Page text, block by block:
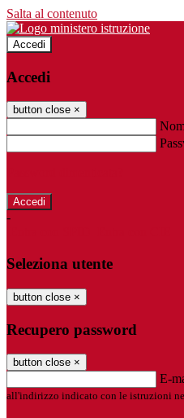
Salta al contenuto
Accedi
Accedi
button close ×
-
Seleziona utente
button close ×
Recupero password
button close ×
E-
all'indirizzo indicato con le istruzioni